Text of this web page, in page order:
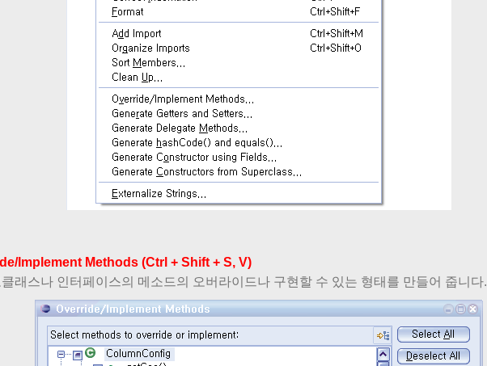
Implement Methods (Ctrl + Shift + S, V)
래스나 인터페이스의 메소드의 오버라이드나 구현할 수 있는 형태를 만들어 줍니다.